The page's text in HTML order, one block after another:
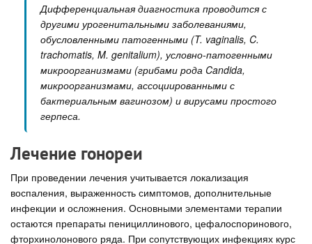
Дифференциальная диагностика проводится с
другими урогенитальными заболеваниями,
обусловленными патогенными (T. vaginalis, C.
trachomatis, M. genitalium), условно-патогенными
микроорганизмами (грибами рода Candida,
микроорганизмами, ассоциированными с
бактериальным вагинозом) и вирусами простого
герпеса.
Лечение гонореи
При проведении лечения учитывается локализация
воспаления, выраженность симптомов, дополнительные
инфекции и осложнения. Основными элементами терапии
остаются препараты пенициллинового, цефалоспоринового,
фторхинолонового ряда. При сопутствующих инфекциях курс